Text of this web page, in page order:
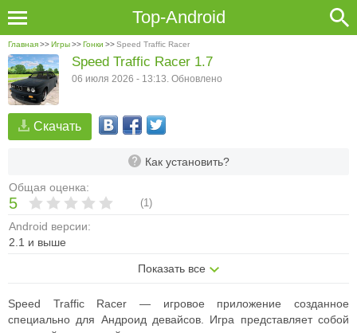
Top-Android
Главная>>Игры>>Гонки >>Speed Traffic Racer
Скачать
Как установить?
Общая оценка:
5 (1)
Android версии:
2.1 и выше
Показать все
Speed Traffic Racer 1.7
06 июля 2026 - 13:13. Обновлено
Speed Traffic Racer — игровое приложение созданное
специально для Андроид девайсов. Игра представляет собой